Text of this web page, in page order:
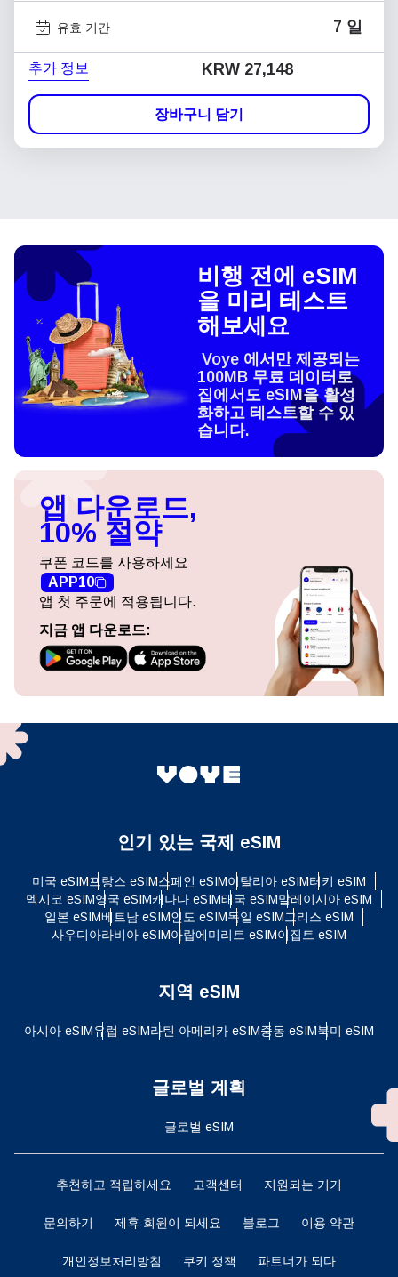
유효 기간 7 일
추가 정보 KRW 27,148
장바구니 담기
비행 전에 eSIM
을 미리 테스트
해보세요
Voye 에서만 제공되는
100MB 무료 데이터로
집에서도 eSIM을 활성
화하고 테스트할 수 있
습니다.
앱 다운로드,
10% 절약
쿠폰 코드를 사용하세요
APP10
앱 첫 주문에 적용됩니다.
지금 앱 다운로드:
인기 있는 국제 eSIM
미국 eSIM프랑스 eSIM스페인 eSIM이탈리아 eSIM터키 eSIM
멕시코 eSIM영국 eSIM캐나다 eSIM태국 eSIM말레이시아 eSIM
일본 eSIM베트남 eSIM인도 eSIM독일 eSIM그리스 eSIM
사우디아라비아 eSIM아랍에미리트 eSIM이집트 eSIM
지역 eSIM
아시아 eSIM유럽 ​​eSIM라틴 아메리카 eSIM중동 eSIM북미 eSIM
글로벌 계획
글로벌 eSIM
추천하고 적립하세요 고객센터 지원되는 기기
문의하기 제휴 회원이 되세요 블로그 이용 약관
개인정보처리방침 쿠키 정책 파트너가 되다